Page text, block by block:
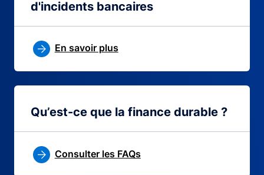
d'incidents bancaires
En savoir plus
Qu’est-ce que la finance durable ?
Consulter les FAQs